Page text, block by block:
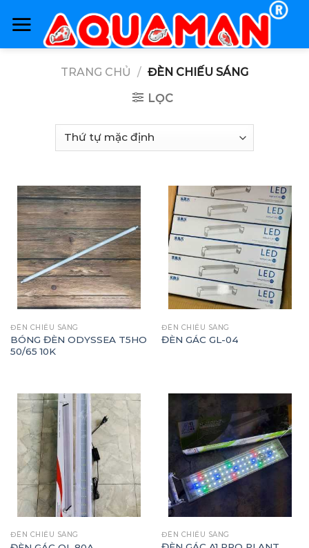
content
TRANG CHỦ / ĐÈN CHIẾU SÁNG
LỌC
ĐÈN CHIẾU SÁNG
BÓNG ĐÈN ODYSSEA T5HO
50/65 10K
ĐÈN CHIẾU SÁNG
ĐÈN GÁC GL-04
ĐÈN CHIẾU SÁNG ĐÈN CHIẾU SÁNG